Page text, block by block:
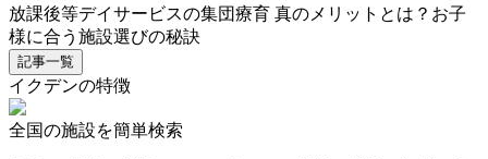
放課後等デイサービスの集団療育 真のメリットとは？お子
様に合う施設選びの秘訣
記事一覧
イクデンの特徴
全国の施設を簡単検索